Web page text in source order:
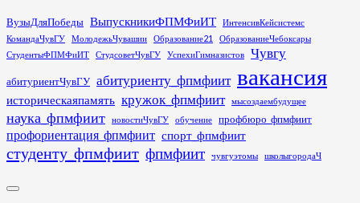
Перейти
к
содержимому
ВузыДляПобеды ВыпускникиФПМФиИТ
ИнтенсивКейсистемс
КомандаЧувГУ
МолодежьЧувашии Образование21
ОбразованиеЧебоксары
СтудентыФПМФиИТ
СтудсоветЧувГУ УспехиГимназистов Чувгу
абитуриентЧувГУ абитуриенту_фпмфиит вакансия
историческаяпамять кружок_фпмфиит мысоздаембудущее
наука_фпмфиит новостиЧувГУ обучение профбюро_фпмфиит
профориентация_фпмфиит спорт_фпмфиит
студенту_фпмфиит фпмфиит чувгуэтомы школыгородаЧ
Основное